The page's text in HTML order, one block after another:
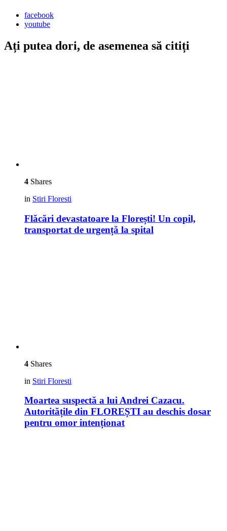
facebook
youtube
Ați putea dori, de asemenea să citiți
4 Shares
in Stiri Floresti
Flăcări devastatoare la Florești! Un copil,
transportat de urgență la spital
4 Shares
in Stiri Floresti
Moartea suspectă a lui Andrei Cazacu.
Autoritățile din FLOREȘTI au deschis dosar
pentru omor intenționat